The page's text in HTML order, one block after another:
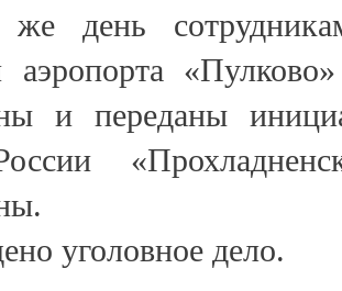
день
аэропорта
и переданы
уголовное дело.